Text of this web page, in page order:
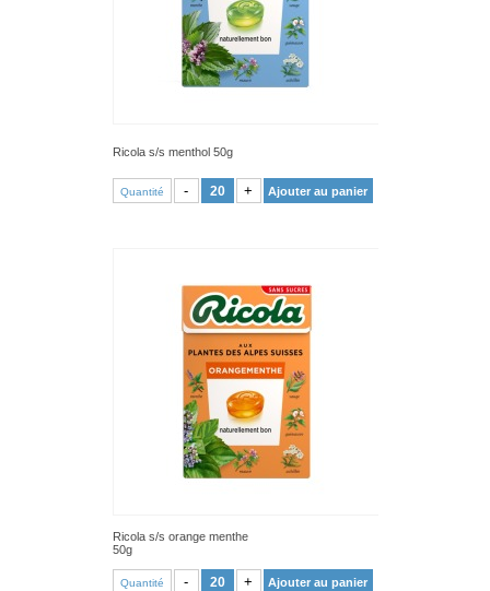
Ricola s/s menthol 50g
Quantité - + Ajouter au panier
Ricola s/s orange menthe
50g
Quantité - + Ajouter au panier